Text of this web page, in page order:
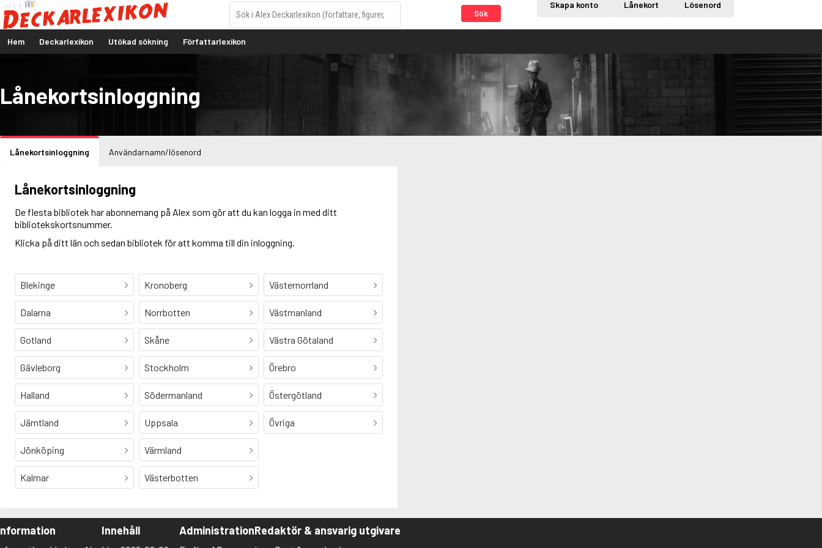
Sök
Skapa konto Lånekort Lösenord
Hem Deckarlexikon Utökad sökning Författarlexikon
Lånekortsinloggning
Lånekortsinloggning Användarnamn/lösenord
Lånekortsinloggning
De flesta bibliotek har abonnemang på Alex som gör att du kan logga in med ditt
bibliotekskortsnummer.
Klicka på ditt län och sedan bibliotek för att komma till din inloggning.
Blekinge
Dalarna
Gotland
Gävleborg
Halland
Jämtland
Jönköping
Kalmar
Kronoberg
Norrbotten
Skåne
Stockholm
Södermanland
Uppsala
Värmland
Västerbotten
Västernorrland
Västmanland
Västra Götaland
Örebro
Östergötland
Övriga
Innehåll AdministrationRedaktör & ansvarig utgivare